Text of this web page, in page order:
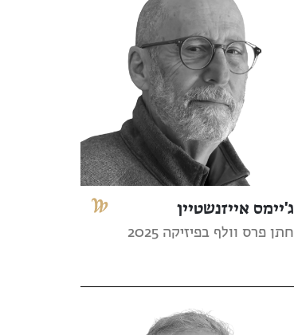
ג'יימס אייזנשטיין
חתן פרס וולף בפיזיקה 2025